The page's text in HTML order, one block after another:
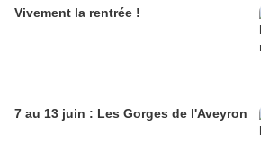
Vivement la rentrée !
7 au 13 juin : Les Gorges de l'Aveyron